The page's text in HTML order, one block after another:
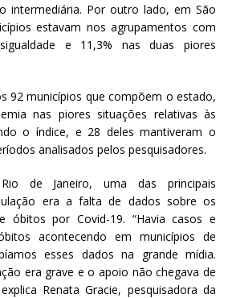
intermediária. Por outro lado, em São
estavam nos agrupamentos com
e 11,3% nas duas piores
92 municípios que compõem o estado,
nas piores situações relativas às
o índice, e 28 deles mantiveram o
analisados pelos pesquisadores.
de Janeiro, uma das principais
era a falta de dados sobre os
óbitos por Covid-19. “Havia casos e
acontecendo em municípios de
esses dados na grande mídia.
era grave e o apoio não chegava de
Renata Gracie, pesquisadora da